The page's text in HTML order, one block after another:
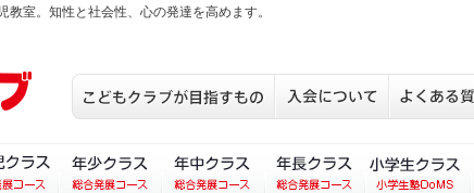
室。知性と社会性、心の発達を高めます。
こどもクラブが目指すもの
入会について
あいコース）
クラス（あいあいコース）